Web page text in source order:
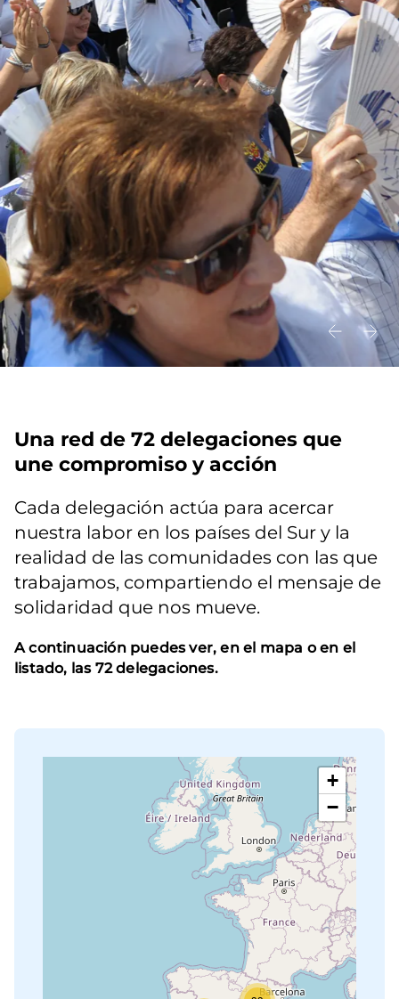
Una red de 72 delegaciones que
une compromiso y acción
Cada delegación actúa para acercar
nuestra labor en los países del Sur y la
realidad de las comunidades con las que
trabajamos, compartiendo el mensaje de
solidaridad que nos mueve.
A continuación puedes ver, en el mapa o en el
listado, las 72 delegaciones.
+
−